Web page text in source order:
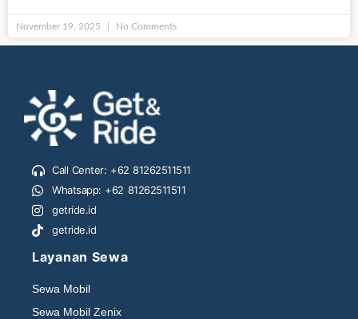
November 19, 2025 No Comments
Call Center: +62 81262511511
Whatsapp: +62 81262511511
getride.id
getride.id
Layanan Sewa
Sewa Mobil
Sewa Mobil Zenix